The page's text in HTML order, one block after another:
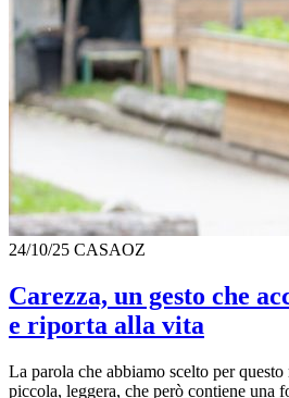
24/10/25 CASAOZ
Carezza, un gesto che
e riporta alla vita
La parola che abbiamo scelto per questo
piccola, leggera, che però contiene una